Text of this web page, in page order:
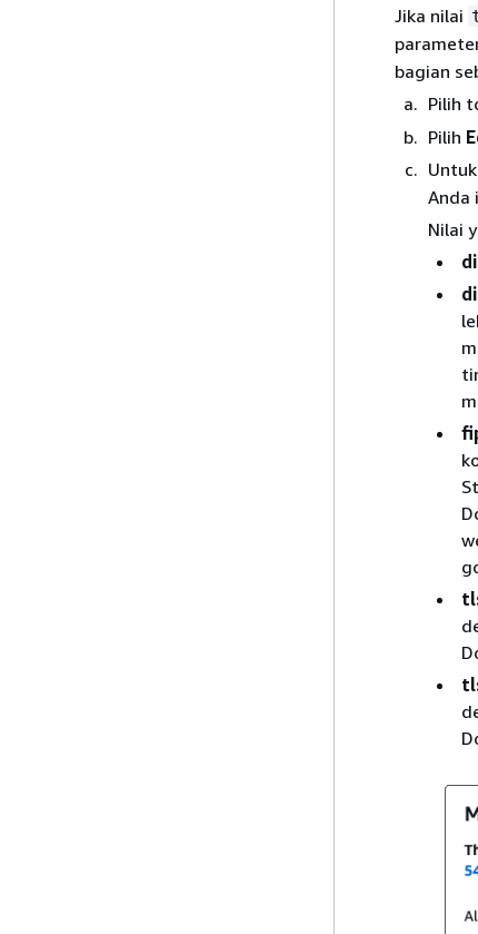
Jika nilai
bagian
Pilih
Pilih
Anda
Nilai